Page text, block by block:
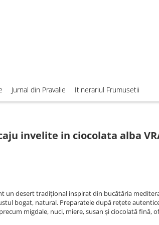
Jurnal din Pravalie Itinerariul Frumusetii
invelite in ciocolata alba
un desert tradițional inspirat din bucătăria
bogat, natural. Preparatele după rețete
migdale, nuci, miere, susan și ciocolată fină,